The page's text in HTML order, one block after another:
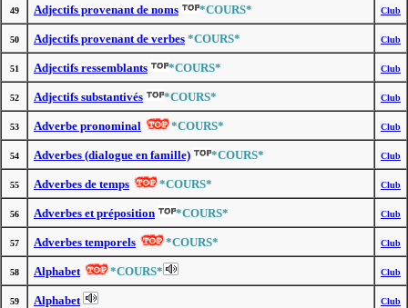
49 Adjectifs provenant de noms *COURS* Club
50 Adjectifs provenant de verbes *COURS* Club
51 Adjectifs ressemblants *COURS* Club
52 Adjectifs substantivés *COURS* Club
53 Adverbe pronominal *COURS* Club
54 Adverbes (dialogue en famille) *COURS* Club
55 Adverbes de temps *COURS* Club
56 Adverbes et préposition *COURS* Club
57 Adverbes temporels *COURS* Club
58 Alphabet *COURS* Club
59 Alphabet Club